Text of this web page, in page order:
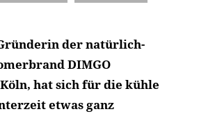
der natürlich-
DIMGO
hat sich für die kühle
etwas ganz